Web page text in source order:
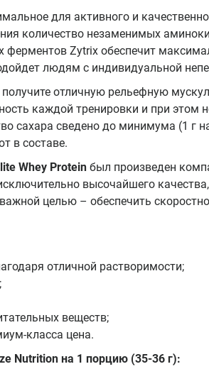
для активного и
количество незаменимых
ферментов Zytrix обеспечит
людям с индивидуальной
отличную рельефную
каждой тренировки и при этом
сахара сведено до минимума (1 г
в составе.
Whey Protein был произведен
высочайшего
целью – обеспечить
отличной растворимости;
веществ;
класса цена.
Nutrition на 1 порцию (35-36 г):